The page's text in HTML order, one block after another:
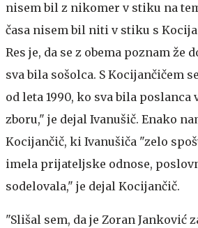
nisem bil z nikomer v stiku na
časa nisem bil niti v stiku s
Res je, da se z obema poznam že
sva bila sošolca. S Kocijančičem
od leta 1990, ko sva bila poslanca
zboru," je dejal Ivanušič. Enako
Kocijančič, ki Ivanušiča "zelo
imela prijateljske odnose,
sodelovala," je dejal Kocijančič.
"Slišal sem, da je Zoran Janković